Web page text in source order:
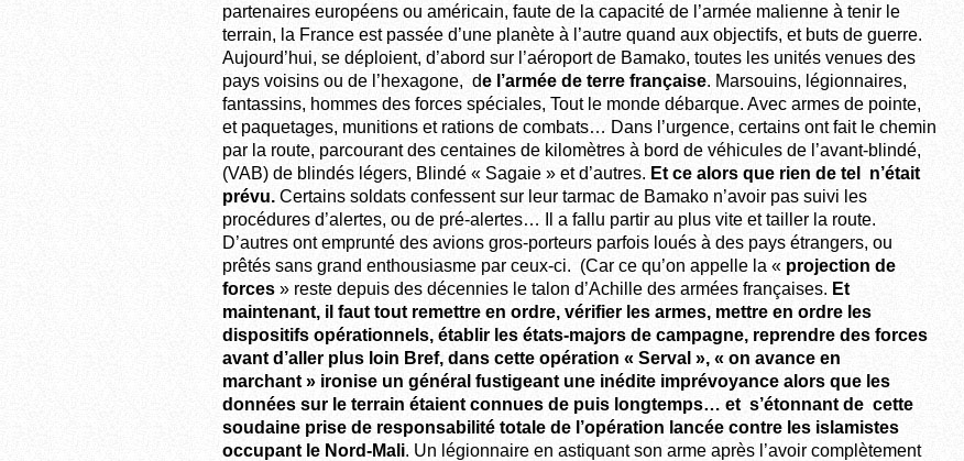
partenaires européens ou américain, faute de la capacité de l’armée malienne à tenir le
terrain, la France est passée d’une planète à l’autre quand aux objectifs, et buts de guerre.
Aujourd’hui, se déploient, d’abord sur l’aéroport de Bamako, toutes les unités venues des
pays voisins ou de l’hexagone, de l’armée de terre française. Marsouins, légionnaires,
fantassins, hommes des forces spéciales, Tout le monde débarque. Avec armes de pointe,
et paquetages, munitions et rations de combats… Dans l’urgence, certains ont fait le chemin
par la route, parcourant des centaines de kilomètres à bord de véhicules de l’avant-blindé,
(VAB) de blindés légers, Blindé « Sagaie » et d’autres. Et ce alors que rien de tel n’était
prévu. Certains soldats confessent sur leur tarmac de Bamako n’avoir pas suivi les
procédures d’alertes, ou de pré-alertes… Il a fallu partir au plus vite et tailler la route.
D’autres ont emprunté des avions gros-porteurs parfois loués à des pays étrangers, ou
prêtés sans grand enthousiasme par ceux-ci. (Car ce qu’on appelle la « projection de
forces » reste depuis des décennies le talon d’Achille des armées françaises. Et
maintenant, il faut tout remettre en ordre, vérifier les armes, mettre en ordre les
dispositifs opérationnels, établir les états-majors de campagne, reprendre des forces
avant d’aller plus loin Bref, dans cette opération « Serval », « on avance en
marchant » ironise un général fustigeant une inédite imprévoyance alors que les
données sur le terrain étaient connues de puis longtemps… et s’étonnant de cette
soudaine prise de responsabilité totale de l’opération lancée contre les islamistes
occupant le Nord-Mali. Un légionnaire en astiquant son arme après l’avoir complètement